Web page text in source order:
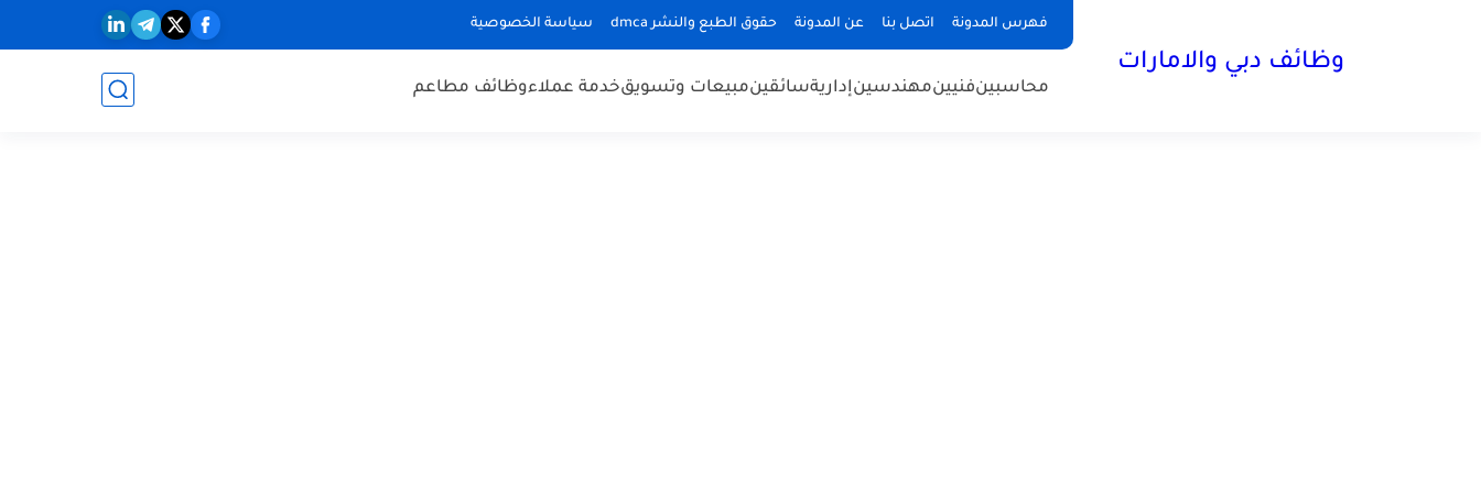
فهرس المدونة اتصل بنا عن المدونة حقوق الطبع والنشر dmca سياسة الخصوصية
وظائف دبي والامارات
محاسبينفنيينمهندسينإداريةسائقينمبيعات وتسويقخدمة عملاءوظائف مطاعم